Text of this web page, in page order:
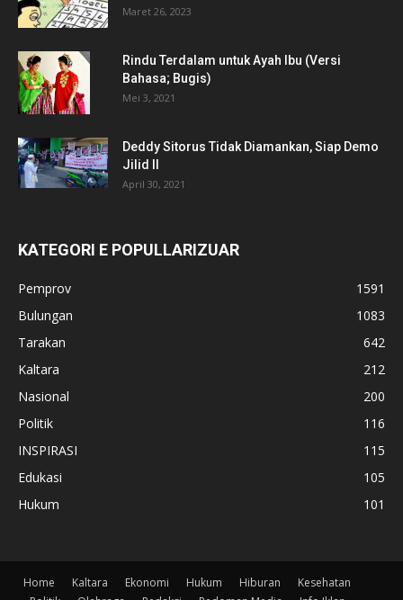
Maret 26, 2023
Rindu Terdalam untuk Ayah Ibu (Versi
Bahasa; Bugis)
Mei 3, 2021
Deddy Sitorus Tidak Diamankan, Siap Demo
Jilid II
April 30, 2021
KATEGORI E POPULLARIZUAR
Pemprov
1591
Bulungan
1083
Tarakan
642
Kaltara
212
Nasional
200
Politik
116
INSPIRASI
115
Edukasi
105
Hukum
101
Home Kaltara Ekonomi Hukum Hiburan
Kesehatan